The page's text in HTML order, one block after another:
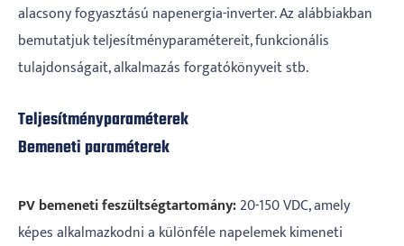
alacsony fogyasztású napenergia-inverter. Az alábbiakban
bemutatjuk teljesítményparamétereit, funkcionális
tulajdonságait, alkalmazás forgatókönyveit stb.
Teljesítményparaméterek
Bemeneti paraméterek
PV bemeneti feszültségtartomány:20-150 VDC, amely
képes alkalmazkodni a különféle napelemek kimeneti